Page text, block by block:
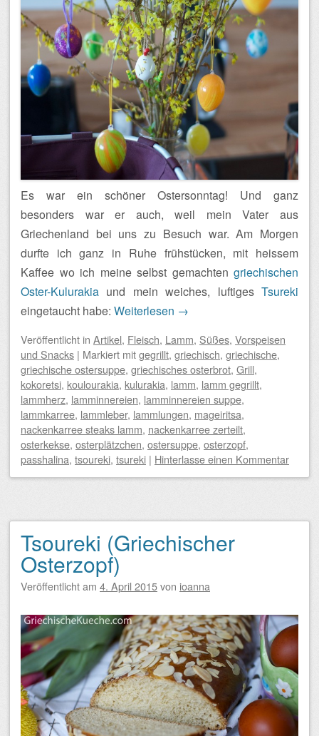
Es war ein schöner Ostersonntag! Und ganz
besonders war er auch, weil mein Vater aus
Griechenland bei uns zu Besuch war. Am Morgen
durfte ich ganz in Ruhe frühstücken, mit heissem
Kaffee wo ich meine selbst gemachten griechischen
Oster-Kulurakia und mein weiches, luftiges Tsureki
eingetaucht habe: Weiterlesen →
Veröffentlicht in Artikel, Fleisch, Lamm, Süßes, Vorspeisen
und Snacks | Markiert mitgegrillt, griechisch, griechische,
griechische ostersuppe, griechisches osterbrot, Grill,
kokoretsi, koulourakia, kulurakia, lamm, lamm gegrillt,
lammherz, lamminnereien, lamminnereien suppe,
lammkarree, lammleber, lammlungen, mageiritsa,
nackenkarree steaks lamm, nackenkarree zerteilt,
osterkekse, osterplätzchen, ostersuppe, osterzopf,
passhalina, tsoureki, tsureki | Hinterlasse einen Kommentar
Tsoureki (Griechischer
Osterzopf)
Veröffentlicht am 4. April 2015von ioanna